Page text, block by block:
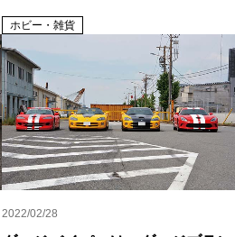
ホビー・雑貨
2022/02/28